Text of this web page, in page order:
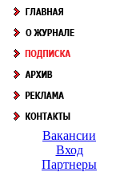
Вакансии
Вход
Партнеры